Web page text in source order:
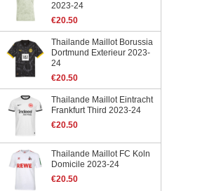
2023-24
€20.50
Thailande Maillot Borussia
Dortmund Exterieur 2023-
24
€20.50
Thailande Maillot Eintracht
Frankfurt Third 2023-24
€20.50
Thailande Maillot FC Koln
Domicile 2023-24
€20.50